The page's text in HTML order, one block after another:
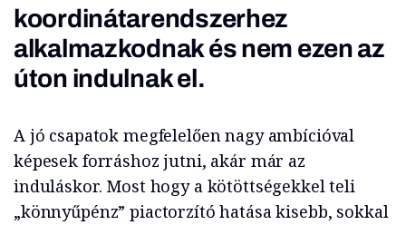
koordinátarendszerhez
alkalmazkodnak és nem ezen az
úton indulnak el.
A jó csapatok megfelelően nagy ambícióval
képesek forráshoz jutni, akár már az
induláskor. Most hogy a kötöttségekkel teli
„könnyűpénz” piactorzító hatása kisebb, sokkal